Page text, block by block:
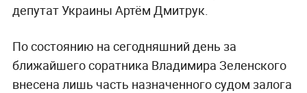
депутат Украины Артём Дмитрук.
По состоянию на сегодняшний день за
ближайшего соратника Владимира Зеленского
внесена лишь часть назначенного судом залога